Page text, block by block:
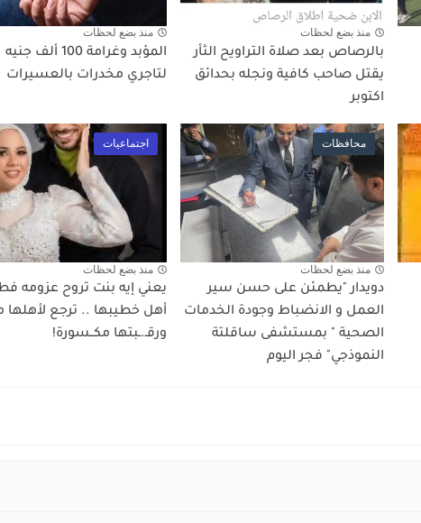
منذ بضع لحظات
بالرصاص بعد صلاة التراويح الثأر
يقتل صاحب كافية ونجله بحدائق
اكتوبر
منذ بضع لحظات
المؤبد وغرامة 100 ألف جنيه
لتاجري مخدرات بالعسيرات
محافظات
منذ بضع لحظات
دويدار "يطمئن على حسن سير
العمل و الانضباط وجودة الخدمات
الصحية " بمستشفى ساقلتة
النموذجي" فجر اليوم
اجتماعيات
منذ بضع لحظات
يعني إيه بنت تروح عزومه
أهل خطيبها .. ترجع لأهلها
ورقـ.ـبتها مكــسورة!